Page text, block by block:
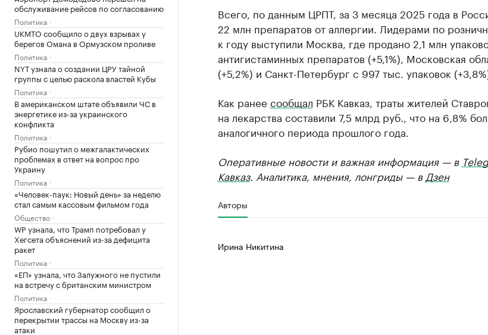
обслуживание рейсов по согласованию
Политика
UKMTO сообщило о двух взрывах у
берегов Омана в Ормузском проливе
Политика
NYT узнала о создании ЦРУ тайной
группы с целью раскола властей Кубы
Политика
В американском штате объявили ЧС в
энергетике из-за украинского
конфликта
Политика
Рубио пошутил о межгалактических
проблемах в ответ на вопрос про
Украину
Политика
«Человек-паук: Новый день» за неделю
стал самым кассовым фильмом года
Общество
WP узнала, что Трамп потребовал у
Хегсета объяснений из-за дефицита
ракет
Политика
«ЕП» узнала, что Залужного не пустили
на встречу с британским министром
Политика
Ярославский губернатор сообщил о
перекрытии трассы на Москву из-за
атаки
Всего, по данным ЦРПТ, за 3 месяца 2025 года в
22 млн препаратов от аллергии. Лидерами по
к году выступили Москва, где продано 2,1 млн
антигистаминных препаратов (+5,1%), Московская
(+5,2%) и Санкт-Петербург с 997 тыс. упаковок
Как ранее сообщал РБК Кавказ, траты жителей
на лекарства составили 7,5 млрд руб., что на 6,8%
аналогичного периода прошлого года.
Оперативные новости и важная информация — в
Кавказ. Аналитика, мнения, лонгриды — в Дзен
Авторы
Ирина Никитина